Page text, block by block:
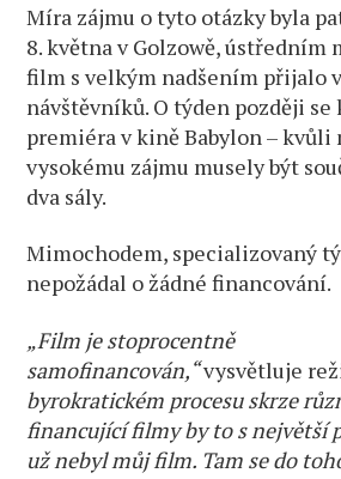
Míra zájmu o tyto otázky byla
8. května v Golzowě, ústředním
film s velkým nadšením přijalo
návštěvníků. O ​​týden později se
premiéra v kině Babylon – kvůli
vysokému zájmu musely být
dva sály.
Mimochodem, specializovaný
nepožádal o žádné financování.
„Film je stoprocentně
samofinancován,“vysvětluje
byrokratickém procesu skrze
financující filmy by to s největší
už nebyl můj film. Tam se do